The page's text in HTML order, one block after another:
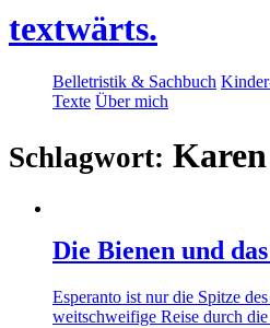
textwärts.
Belletristik & Sachbuch
Texte Über mich
Schlagwort:
Die Bienen und
Esperanto ist nur die Spitze
weitschweifige Reise durch